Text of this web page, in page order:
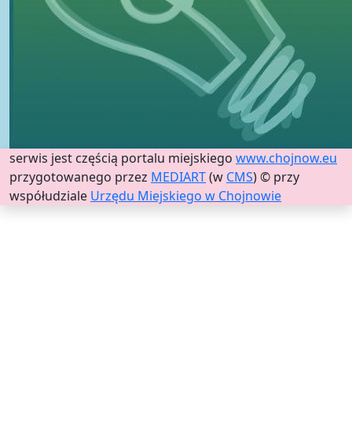
serwis jest częścią portalu miejskiego www.chojnow.eu
przygotowanego przez MEDIART(w CMS) © przy
współudziale Urzędu Miejskiego w Chojnowie